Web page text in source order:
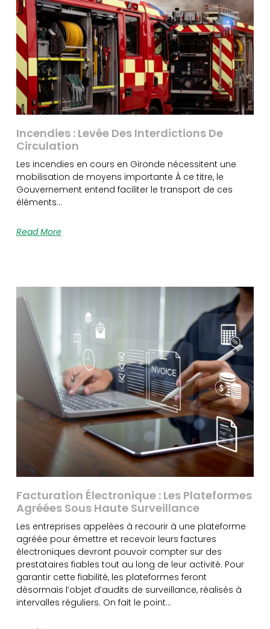
Incendies : Levée Des Interdictions De
Circulation
Les incendies en cours en Gironde nécessitent une
mobilisation de moyens importante À ce titre, le
Gouvernement entend faciliter le transport de ces
éléments…
Read More
Facturation Électronique : Les Plateformes
Agréées Sous Haute Surveillance
Les entreprises appelées à recourir à une plateforme
agréée pour émettre et recevoir leurs factures
électroniques devront pouvoir compter sur des
prestataires fiables tout au long de leur activité. Pour
garantir cette fiabilité, les plateformes feront
désormais l’objet d’audits de surveillance, réalisés à
intervalles réguliers. On fait le point…